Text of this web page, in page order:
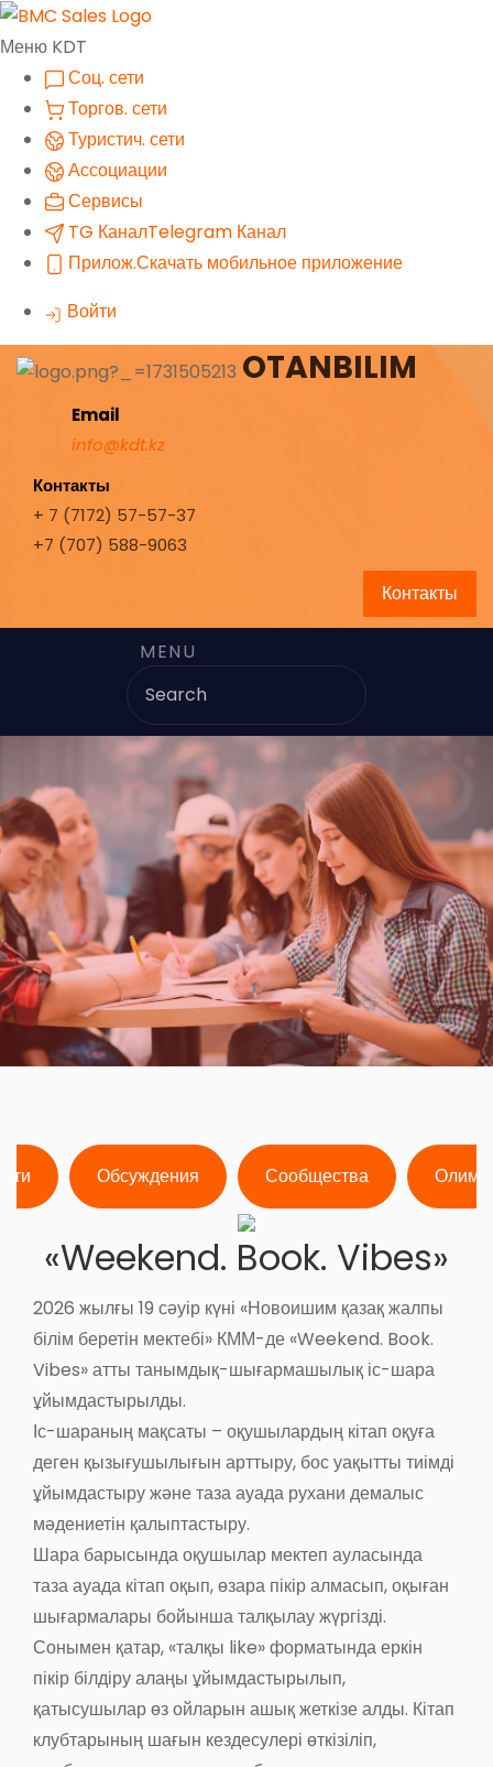
Меню KDT
Соц. сети
Торгов. сети
Туристич. сети
Ассоциации
Сервисы
TG КаналTelegram Канал
Прилож.Скачать мобильное приложение
Войти
OTANBILIM
Email
info@kdt.kz
Контакты
+ 7 (7172) 57-57-37
+7 (707) 588-9063
Контакты
MENU
Обсуждения Сообщества
«Weekend. Book. Vibes»
2026 жылғы 19 сәуір күні «Новоишим қазақ жалпы
білім беретін мектебі» КММ-де «Weekend. Book.
Vibes» атты танымдық-шығармашылық іс-шара
ұйымдастырылды.
Іс-шараның мақсаты – оқушылардың кітап оқуға
деген қызығушылығын арттыру, бос уақытты тиімді
ұйымдастыру және таза ауада рухани демалыс
мәдениетін қалыптастыру.
Шара барысында оқушылар мектеп ауласында
таза ауада кітап оқып, өзара пікір алмасып, оқыған
шығармалары бойынша талқылау жүргізді.
Сонымен қатар, «талқы like» форматында еркін
пікір білдіру алаңы ұйымдастырылып,
қатысушылар өз ойларын ашық жеткізе алды. Кітап
клубтарының шағын кездесулері өткізіліп,